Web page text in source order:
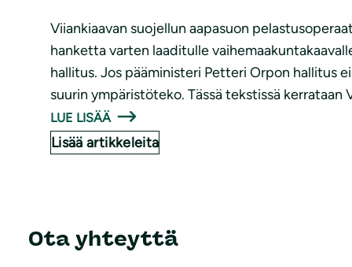
Viiankiaavan suojellun aapasuon
hanketta varten laaditulle
hallitus. Jos pääministeri Petteri Orpon hallitus
suurin ympäristöteko. Tässä tekstissä
LUE LISÄÄ
Lisää artikkeleita
Ota yhteyttä